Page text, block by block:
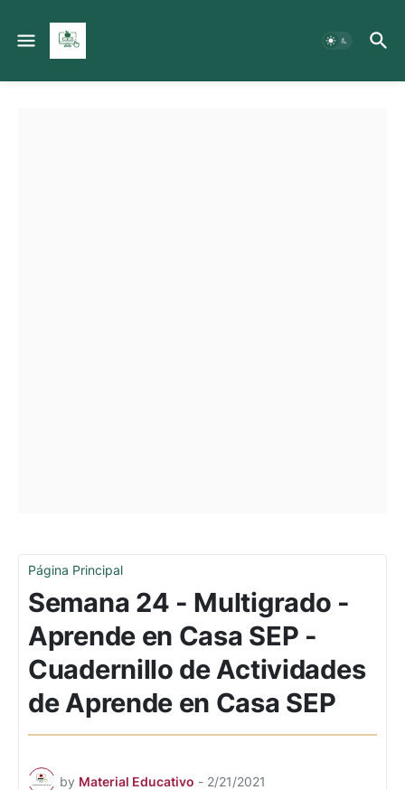
Página Principal
Semana 24 - Multigrado -
Aprende en Casa SEP -
Cuadernillo de Actividades
de Aprende en Casa SEP
by Material Educativo - 2/21/2021